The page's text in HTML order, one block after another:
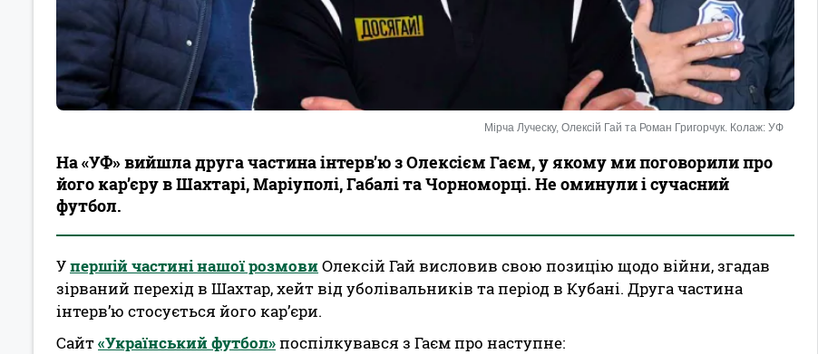
Мірча Луческу, Олексій Гай та Роман Григорчук. Колаж: УФ
На «УФ» вийшла друга частина інтерв’ю з Олексієм Гаєм, у якому ми поговорили про
його кар’єру в Шахтарі, Маріуполі, Габалі та Чорноморці. Не оминули і сучасний
футбол.
Упершій частині нашої розмовиОлексій Гай висловив свою позицію щодо війни, згадав
зірваний перехід в Шахтар, хейт від уболівальників та період в Кубані. Друга частина
інтерв’ю стосується його кар’єри.
Сайт«Український футбол»поспілкувався з Гаєм про наступне: